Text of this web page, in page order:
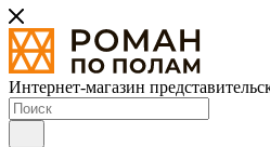
Интернет-магазин